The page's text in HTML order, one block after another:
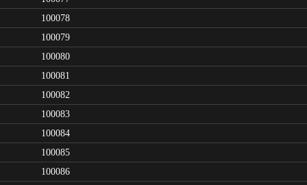
100078
100079
100080
100081
100082
100083
100084
100085
100086